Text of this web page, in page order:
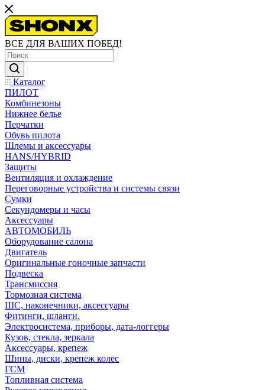
ВСЕ ДЛЯ ВАШИХ ПОБЕД!
Каталог
ПИЛОТ
Комбинезоны
Нижнее белье
Перчатки
Обувь пилота
Шлемы и аксессуары
HANS/HYBRID
Защиты
Вентиляция и охлаждение
Переговорные устройства и системы связи
Сумки
Секундомеры и часы
Аксессуары
АВТОМОБИЛЬ
Оборудование салона
Двигатель
Оригинальные гоночные запчасти
Подвеска
Трансмиссия
Тормозная система
ШС, наконечники, аксессуары
Фитинги, шланги.
Электросистема, приборы, дата-логгеры
Кузов, стекла, зеркала
Аксессуары, крепеж
Шины, диски, крепеж колес
ГСМ
Топливная система